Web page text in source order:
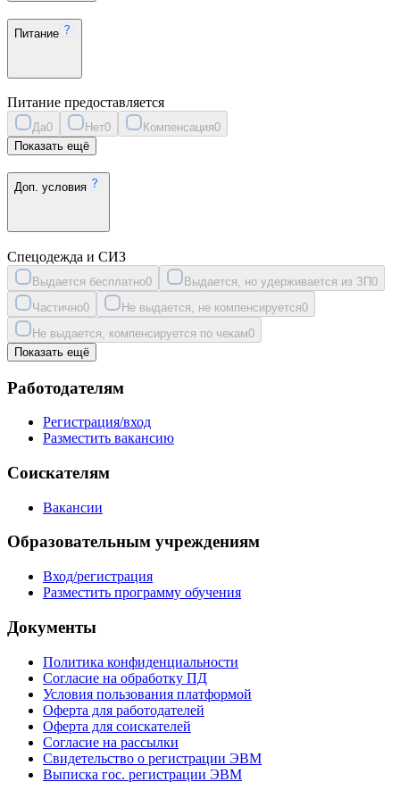
Питание
Питание предоставляется
Да0 Нет0 Компенсация0
Показать ещё
Доп. условия
Спецодежда и СИЗ
Выдается бесплатно0 Выдается, но удерживается из ЗП0
Частично0 Не выдается, не компенсируется0
Не выдается, компенсируется по чекам0
Показать ещё
Работодателям
Регистрация/вход
Разместить вакансию
Соискателям
Вакансии
Образовательным учреждениям
Вход/регистрация
Разместить программу обучения
Документы
Политика конфиденциальности
Согласие на обработку ПД
Условия пользования платформой
Оферта для работодателей
Оферта для соискателей
Согласие на рассылки
Свидетельство о регистрации ЭВМ
Выписка гос. регистрации ЭВМ